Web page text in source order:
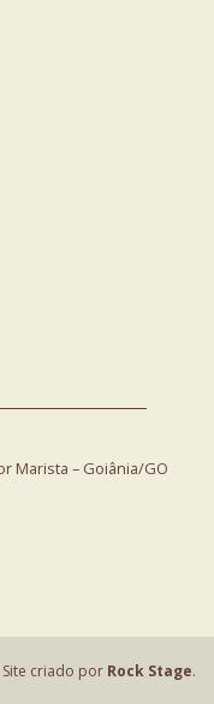
Marista – Goiânia/GO
Site criado por Rock Stage.